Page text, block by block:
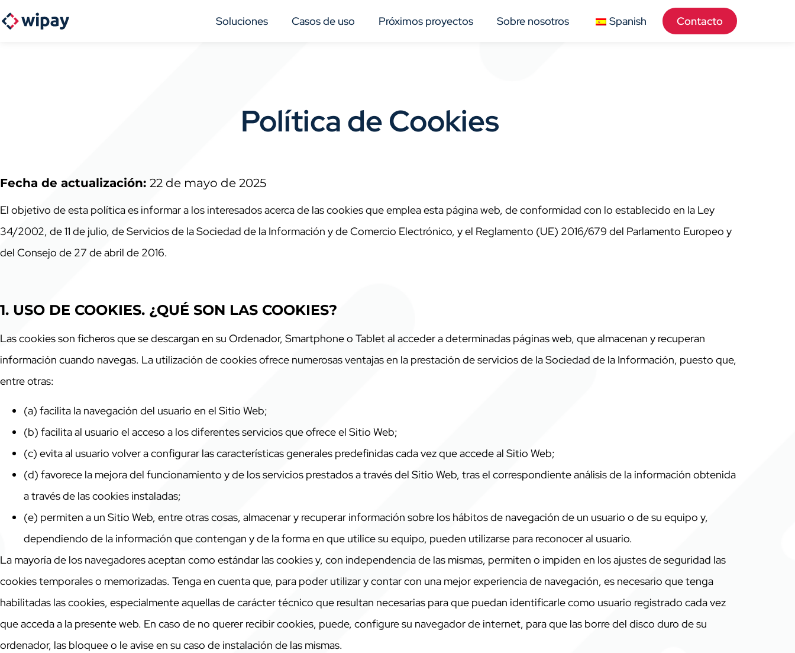
Soluciones Casos de uso Próximos proyectos Sobre nosotros Spanish Contacto
Política de Cookies
Fecha de actualización: 22 de mayo de 2025
El objetivo de esta política es informar a los interesados acerca de las cookies que emplea esta página web, de conformidad con lo establecido en la Ley
34/2002, de 11 de julio, de Servicios de la Sociedad de la Información y de Comercio Electrónico, y el Reglamento (UE) 2016/679 del Parlamento Europeo y
del Consejo de 27 de abril de 2016.
1. USO DE COOKIES. ¿QUÉ SON LAS COOKIES?
Las cookies son ficheros que se descargan en su Ordenador, Smartphone o Tablet al acceder a determinadas páginas web, que almacenan y recuperan
información cuando navegas. La utilización de cookies ofrece numerosas ventajas en la prestación de servicios de la Sociedad de la Información, puesto que,
entre otras:
(a) facilita la navegación del usuario en el Sitio Web;
(b) facilita al usuario el acceso a los diferentes servicios que ofrece el Sitio Web;
(c) evita al usuario volver a configurar las características generales predefinidas cada vez que accede al Sitio Web;
(d) favorece la mejora del funcionamiento y de los servicios prestados a través del Sitio Web, tras el correspondiente análisis de la información obtenida
a través de las cookies instaladas;
(e) permiten a un Sitio Web, entre otras cosas, almacenar y recuperar información sobre los hábitos de navegación de un usuario o de su equipo y,
dependiendo de la información que contengan y de la forma en que utilice su equipo, pueden utilizarse para reconocer al usuario.
La mayoría de los navegadores aceptan como estándar las cookies y, con independencia de las mismas, permiten o impiden en los ajustes de seguridad las
cookies temporales o memorizadas. Tenga en cuenta que, para poder utilizar y contar con una mejor experiencia de navegación, es necesario que tenga
habilitadas las cookies, especialmente aquellas de carácter técnico que resultan necesarias para que puedan identificarle como usuario registrado cada vez
que acceda a la presente web. En caso de no querer recibir cookies, puede, configure su navegador de internet, para que las borre del disco duro de su
ordenador, las bloquee o le avise en su caso de instalación de las mismas.